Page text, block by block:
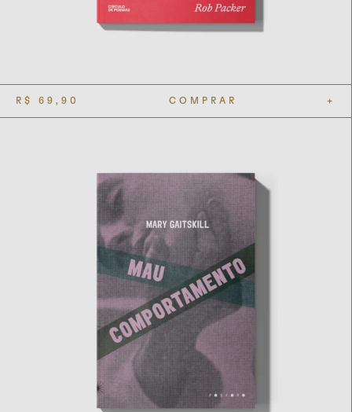
R$ 69,90 COMPRAR +